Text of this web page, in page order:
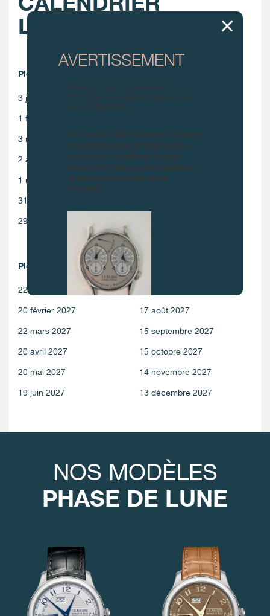
LUNAIRE
Pleines lunes 2026
3 janvier 2026
1 février 2026
3 mars 2026
2 avril 2026
1 mai 2026
31 mai 2026
29 juin 2026
Pleines lunes 2027
22 janvier 2027
20 février 2027
22 mars 2027
20 avril 2027
20 mai 2027
19 juin 2027
17 août 2027
15 septembre 2027
15 octobre 2027
14 novembre 2027
13 décembre 2027
NOS MODÈLES
PHASE DE LUNE
AVERTISSEMENT
À tous nos collectionneurs : devant
la recrudescence de faux articles,
nous vous conseillons de faire
preuve de la plus grande vigilance
et de nous contacter avant
d’acheter.
FAUX